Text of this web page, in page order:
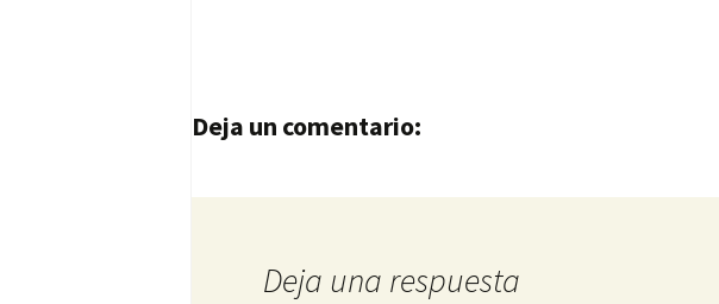
Navegación de entradas
Deja un comentario:
Deja una respuesta